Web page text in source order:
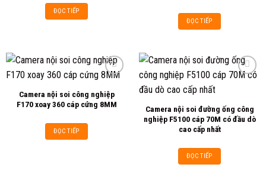
ĐỌC TIẾP
ĐỌC TIẾP
Add to
Camera nội soi công nghiệp
F170 xoay 360 cáp cứng 8MM
ĐỌC TIẾP
wishlist
Camera nội soi đường ống công
nghiệp F5100 cáp 70M có đầu dò
cao cấp nhất
ĐỌC TIẾP